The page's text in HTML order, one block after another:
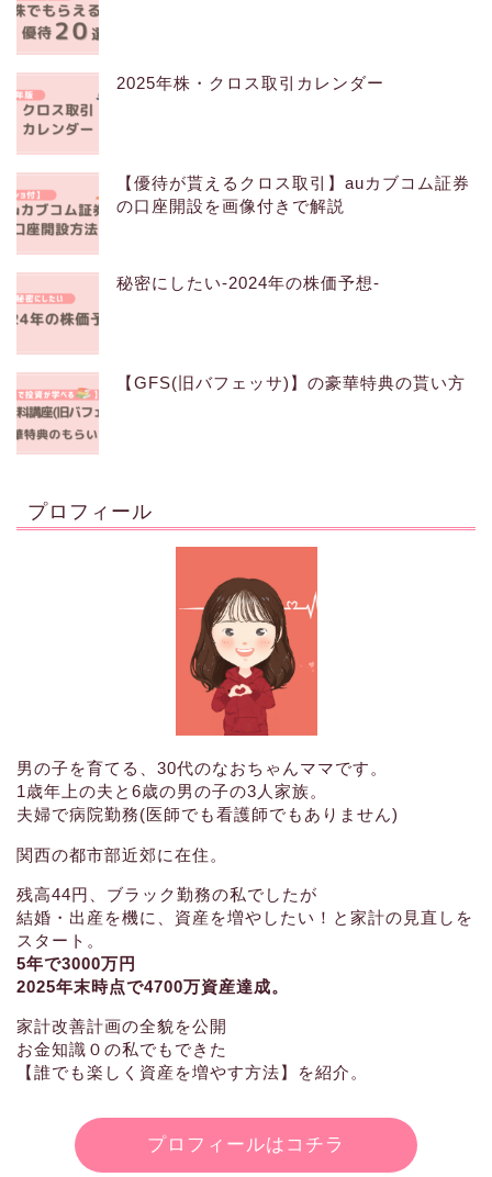
2025年株・クロス取引カレンダー
【優待が貰えるクロス取引】auカブコム証券
の口座開設を画像付きで解説
秘密にしたい-2024年の株価予想-
【GFS(旧バフェッサ)】の豪華特典の貰い方
プロフィール
男の子を育てる、30代のなおちゃんママです。
1歳年上の夫と6歳の男の子の3人家族。
夫婦で病院勤務(医師でも看護師でもありません)
関西の都市部近郊に在住。
残高44円、ブラック勤務の私でしたが
結婚・出産を機に、資産を増やしたい！と家計の見直しを
スタート。
5年で3000万円
2025年末時点で4700万資産達成。
家計改善計画の全貌を公開
お金知識０の私でもできた
【誰でも楽しく資産を増やす方法】を紹介。
プロフィールはコチラ